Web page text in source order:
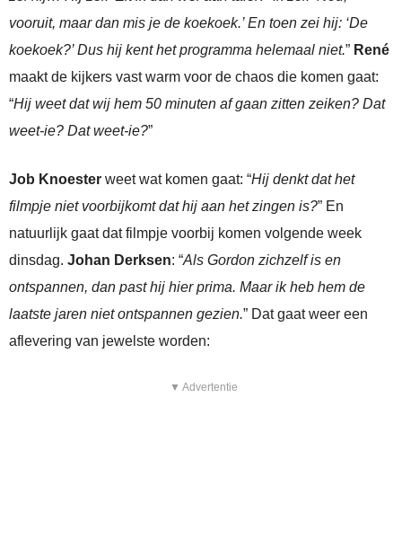
vooruit, maar dan mis je de koekoek.’ En toen zei hij: ‘De
koekoek?’ Dus hij kent het programma helemaal niet.” René
maakt de kijkers vast warm voor de chaos die komen gaat:
“Hij weet dat wij hem 50 minuten af gaan zitten zeiken? Dat
weet-ie? Dat weet-ie?”
Job Knoester weet wat komen gaat: “Hij denkt dat het
filmpje niet voorbijkomt dat hij aan het zingen is?” En
natuurlijk gaat dat filmpje voorbij komen volgende week
dinsdag. Johan Derksen: “Als Gordon zichzelf is en
ontspannen, dan past hij hier prima. Maar ik heb hem de
laatste jaren niet ontspannen gezien.” Dat gaat weer een
aflevering van jewelste worden:
▼ Advertentie